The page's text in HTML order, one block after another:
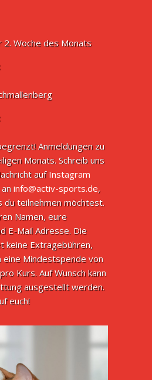
2. Woche des Monats
Anmeldungen zu
Monats. Schreib uns
aufInstagram
aninfo@activ-sports.de,
du teilnehmen möchtest.
Namen, eure
E-Mail Adresse. Die
keine Extragebühren,
eine Mindestspende von
Kurs. Auf Wunsch kann
ausgestellt werden.
euch!